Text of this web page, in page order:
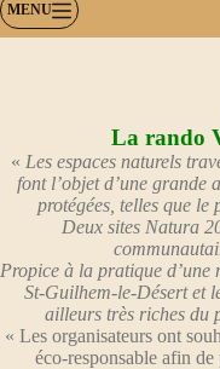
MENU
La rando
« Les espaces naturels
font l’objet d’une grande
protégées, telles que le
Deux sites Natura
Propice à la pratique d’une
St-Guilhem-le-Désert et
ailleurs très riches du
« Les organisateurs ont
éco-responsable afin